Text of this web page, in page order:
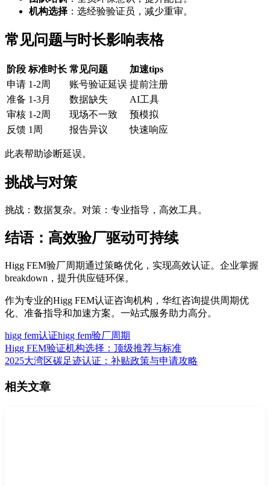
机构选择 ：选经验验证员，减少重审。
常见问题与时长影响表格
阶段 标准时长 常见问题
加速tips
申请 1-2周 账号验证延误 提前注册
准备 1-3月 数据缺失
AI工具
审核 1-2周 现场不一致
预模拟
反馈 1周 报告异议 快速响应
此表帮助诊断延误。
挑战与对策
挑战：数据复杂。对策：专业指导，高效工具。
结语：高效验厂驱动可持续
Higg FEM验厂周期通过策略优化，实现高效认证。企业掌握
breakdown，提升供应链环保。
作为专业的Higg FEM认证咨询机构，华红咨询提供周期优
化、准备指导和加速方案。一站式服务助力高分。
higg fem认证higg fem验厂周期
Higg FEM验证机构选择：顶级推荐与标准
2025大湾区碳足迹认证：补贴政策与申请攻略
相关文章